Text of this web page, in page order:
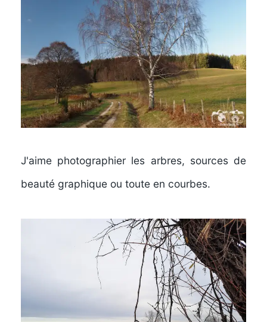
J'aime photographier les arbres, sources de
beauté graphique ou toute en courbes.